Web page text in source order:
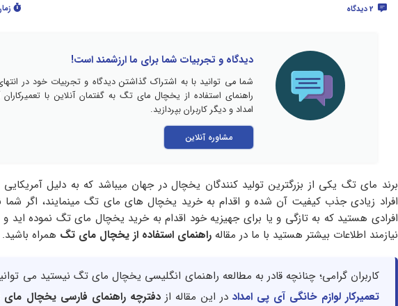
دیدگاه و تجربیات شما برای ما ارزشمند است!
شما می توانید با به اشتراک گذاشتن دیدگاه و تجربیات خود در
راهنمای استفاده از یخچال مای تگ به گفتمان آنلاین با
امداد و دیگر کاربران بپردازید.
مشاوره آنلاین
برند مای تگ یکی از بزرگترین تولید کنندگان یخچال در جهان میباشد که به دلیل
افراد زیادی جذب کیفیت آن شده و اقدام به خرید یخچال های مای تگ مینمایند، اگر شما
افرادی هستید که به تازگی و یا برای جهیزیه خود اقدام به خرید یخچال مای تگ نموده اید و
نیازمند اطلاعات بیشتر هستید با ما در مقالهراهنمای استفاده از یخچال مای تگ همراه باشید.
کاربران گرامی؛ چنانچه قادر به مطالعه راهنمای انگلیسی یخچال مای تگ نیستید می
تعمیرکار لوازم خانگی آی پی امداد در این مقاله از دفترچه راهنمای فارسی یخچال